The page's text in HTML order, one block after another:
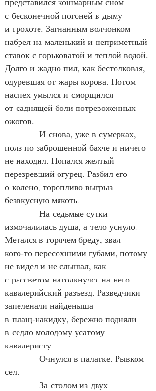
с бесконечной погоней в дыму
и грохоте. Загнанным волчонком
набрел на маленький и неприметный
ставок с горьковатой и теплой водой.
Долго и жадно пил, как бестолковая,
одуревшая от жары корова. Потом
наспех умылся и сморщился
от саднящей боли потревоженных
ожогов.
И снова, уже в сумерках,
полз по заброшенной бахче и ничего
не находил. Попался желтый
перезревший огурец. Разбил его
о колено, торопливо выгрыз
безвкусную мякоть.
На седьмые сутки
измочалилась душа, а тело уснуло.
Метался в горячем бреду, звал
кого‑то пересохшими губами, потому
не видел и не слышал, как
с рассветом натолкнулся на него
кавалерийский разъезд. Разведчики
запеленали найденыша
в плащ‑накидку, бережно подняли
в седло молодому усатому
кавалеристу.
Очнулся в палатке. Рывком
сел.
За столом из двух